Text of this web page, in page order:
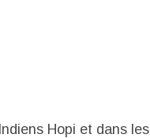
Hopi et dans les